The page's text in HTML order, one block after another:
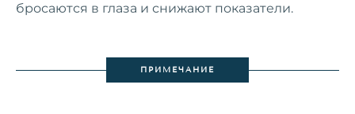
бросаются в глаза и снижают показатели.
ПРИМЕЧАНИЕ